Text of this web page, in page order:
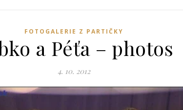
FOTOGALERIE Z PARTIČKY
a Péťa – photos
4. 10. 2012